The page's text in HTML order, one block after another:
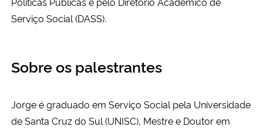
Serviço Social (DASS).
Sobre os palestrantes
Jorge é graduado em Serviço Social pela Universidade
de Santa Cruz do Sul (UNISC), Mestre e Doutor em